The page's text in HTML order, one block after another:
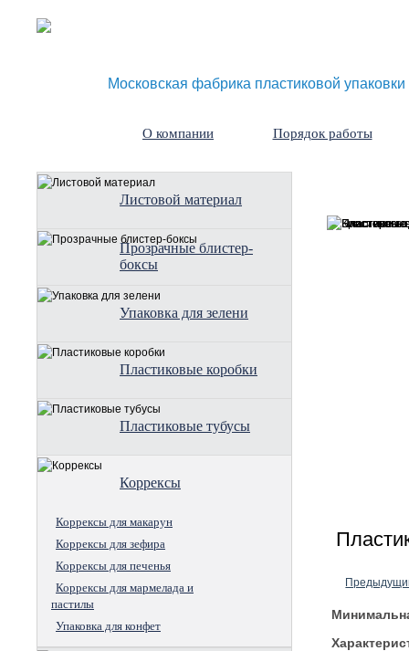
Московская фабрика пластиковой упаковки
О компании Порядок работы
Листовой материал
Прозрачные блистер-
боксы
Упаковка для зелени
Пластиковые коробки
Пластиковые тубусы
Коррексы
Коррексы для макарун
Коррексы для зефира
Коррексы для печенья
Коррексы для мармелада и
пастилы
Упаковка для конфет